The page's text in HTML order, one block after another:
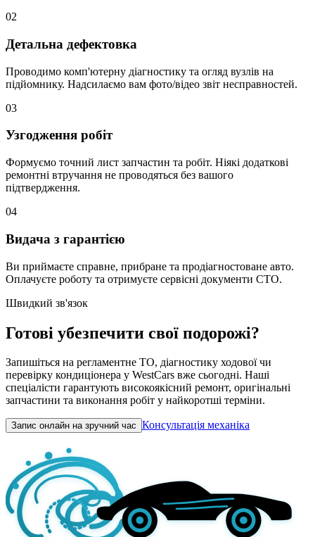
02
Детальна дефектовка
Проводимо комп'ютерну діагностику та огляд вузлів на
підйомнику. Надсилаємо вам фото/відео звіт несправностей.
03
Узгодження робіт
Формуємо точний лист запчастин та робіт. Ніякі додаткові
ремонтні втручання не проводяться без вашого
підтвердження.
04
Видача з гарантією
Ви приймаєте справне, прибране та продіагностоване авто.
Оплачуєте роботу та отримуєте сервісні документи СТО.
Швидкий зв'язок
Готові убезпечити свої подорожі?
Запишіться на регламентне ТО, діагностику ходової чи
перевірку кондиціонера у WestCars вже сьогодні. Наші
спеціалісти гарантують високоякісний ремонт, оригінальні
запчастини та виконання робіт у найкоротші терміни.
Запис онлайн на зручний час Консультація механіка